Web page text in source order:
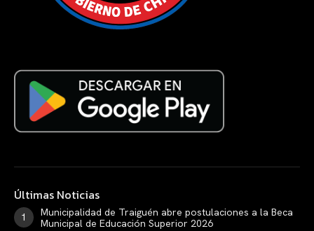
Últimas Noticias
Municipalidad de Traiguén abre postulaciones a la Beca
Municipal de Educación Superior 2026